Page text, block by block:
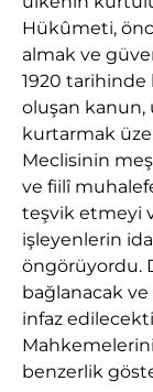
Hükûmeti,
almak ve
1920 tarihinde
oluşan kanun,
kurtarmak
Meclisinin
ve fiilî
teşvik etmeyi
işleyenlerin
öngörüyordu.
bağlanacak
infaz
benzerlik